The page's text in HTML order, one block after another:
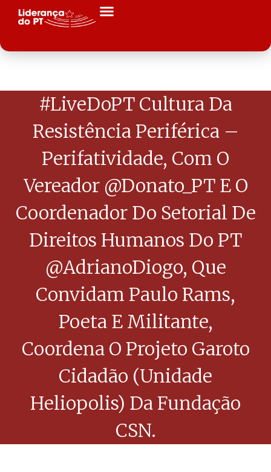
#LiveDoPT Cultura Da
Resistência Periférica –
Perifatividade, Com O
Vereador @Donato_PT E O
Coordenador Do Setorial De
Direitos Humanos Do PT
@AdrianoDiogo, Que
Convidam Paulo Rams,
Poeta E Militante,
Coordena O Projeto Garoto
Cidadão (unidade
Heliopolis) Da Fundação
CSN.